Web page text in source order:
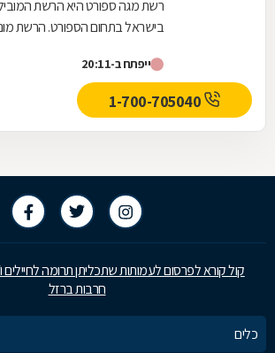
רשת מגה ספורט היא הרשת
ובמרכזי...
ייפתח ב-20:11
קול קורא לפרסום לעמותות שתכליתן תרומה
חרבות ברזל
כלים